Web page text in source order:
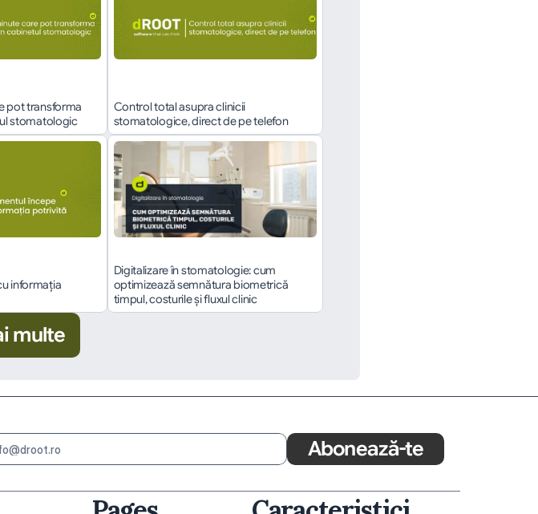
pot transforma
stomatologic
Control total asupra clinicii
stomatologice, direct de pe telefon
informația
Digitalizare în stomatologie: cum
optimizează semnătura biometrică
timpul, costurile și fluxul clinic
multe
Abonează-te